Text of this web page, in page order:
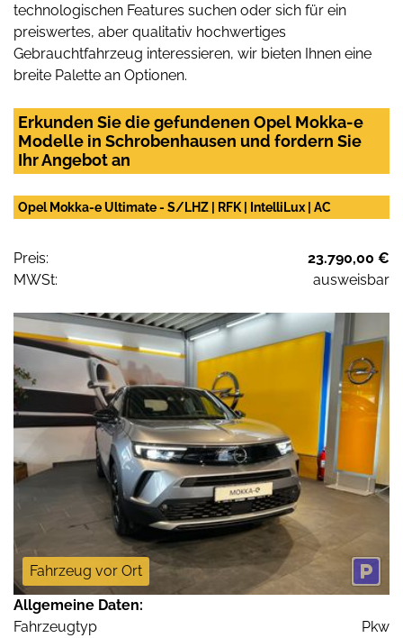
technologischen Features suchen oder sich für ein
preiswertes, aber qualitativ hochwertiges
Gebrauchtfahrzeug interessieren, wir bieten Ihnen eine
breite Palette an Optionen.
Erkunden Sie die gefundenen Opel Mokka-e
Modelle in Schrobenhausen und fordern Sie
Ihr Angebot an
Opel Mokka-e Ultimate - S/LHZ | RFK | IntelliLux | AC
Preis:
23.790,00 €
MWSt:
ausweisbar
Fahrzeug vor Ort
Allgemeine Daten:
Fahrzeugtyp
Pkw